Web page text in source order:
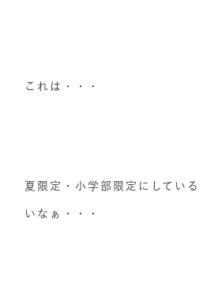
これは・・・
夏限定・小学部限定にしてい
いなぁ・・・